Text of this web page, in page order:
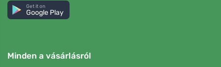
Get it on
Google Play
Minden a vásárlásról